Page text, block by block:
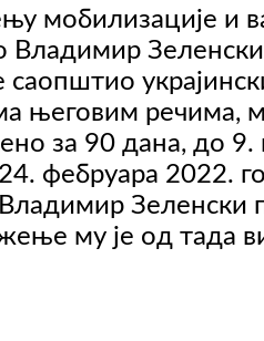
мобилизације и
Владимир
саопштио
његовим речима,
за 90 дана, до 9.
фебруара 2022.
Владимир Зеленски
му је од тада
ВИДЕО